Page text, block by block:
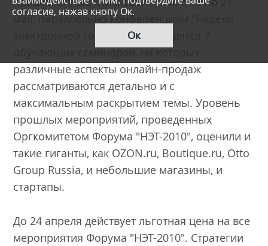
мая, параллельно конференциям "Недели
электронной торговли", проводятся 7
обучающих семинаров, на которых
различные аспекты онлайн-продаж
рассматриваются детально и с
максимальным раскрытием темы. Уровень
прошлых мероприятий, проведенных
Оргкомитетом Форума "НЭТ-2010", оценили и
такие гиганты, как OZON.ru, Boutique.ru, Otto
Group Russia, и небольшие магазины, и
стартапы.
До 24 апреля действует льготная цена на все
мероприятия Форума "НЭТ-2010". Стратегии
согласие, нажав кнопу Ок.
Ок